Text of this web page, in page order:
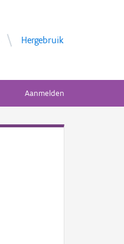
Hergebruik
Aanmelden